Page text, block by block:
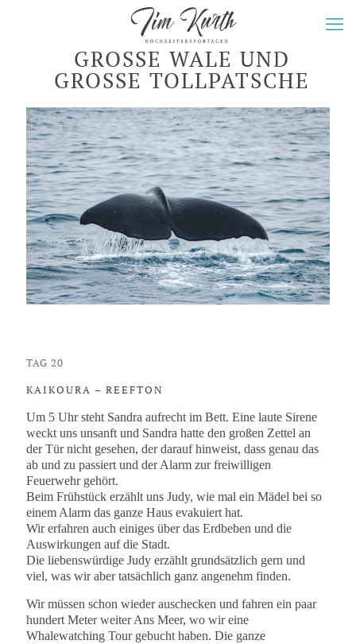
GROSSE WALE UND G
ROSSE TOLLPATSCHE
TAG 20
KAIKOURA – REEFTON
Um 5 Uhr steht Sandra aufrecht im Bett. Eine laute Sirene
weckt uns unsanft und Sandra hatte den großen Zettel an
der Tür nicht gesehen, der darauf hinweist, dass genau das
ab und zu passiert und der Alarm zur freiwilligen
Feuerwehr gehört.
Beim Frühstück erzählt uns Judy, wie mal ein Mädel bei so
einem Alarm das ganze Haus evakuiert hat.
Wir erfahren auch einiges über das Erdbeben und die
Auswirkungen auf die Stadt.
Die liebenswürdige Judy erzählt grundsätzlich gern und
viel, was wir aber tatsächlich ganz angenehm finden.
Wir müssen schon wieder auschecken und fahren ein paar
hundert Meter weiter Ans Meer, wo wir eine
Whalewatching Tour gebucht haben. Die ganze